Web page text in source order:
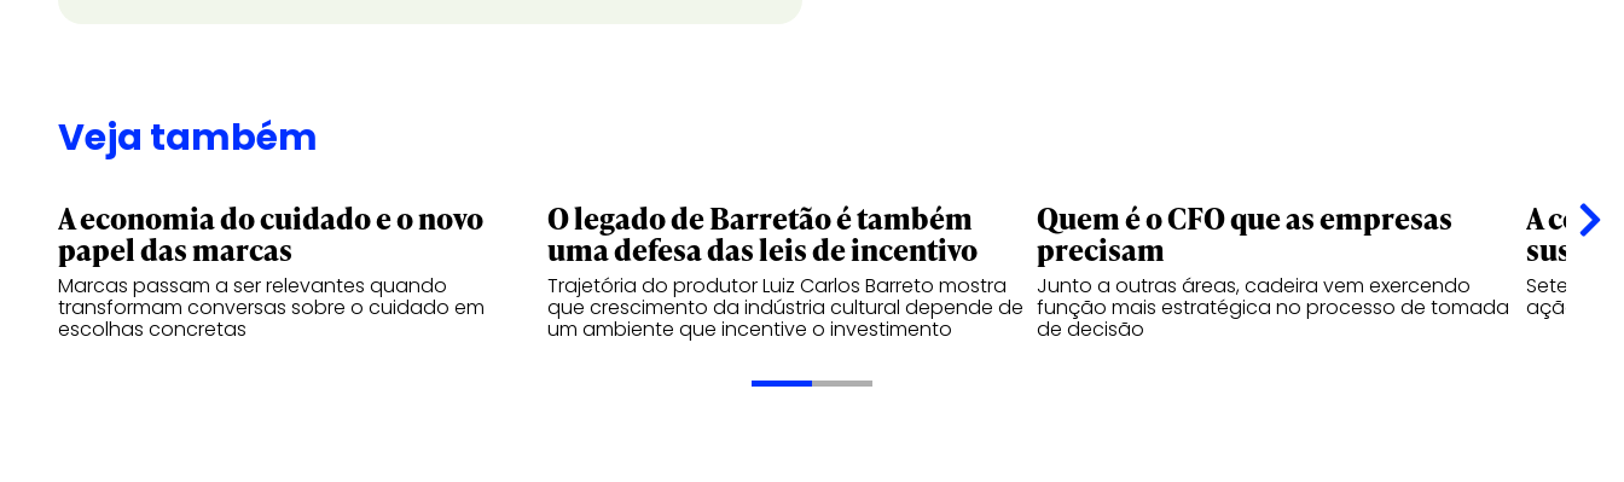
Veja também
A economia do cuidado e o novo
papel das marcas
Marcas passam a ser relevantes quando
transformam conversas sobre o cuidado em
escolhas concretas
O legado de Barretão é também
uma defesa das leis de incentivo
Trajetória do produtor Luiz Carlos Barreto mostra
que crescimento da indústria cultural depende de
um ambiente que incentive o investimento
Quem é o CFO que as empresas
precisam
Junto a outras áreas, cadeira vem exercendo
função mais estratégica no processo de tomada
de decisão
A
Sete
ação